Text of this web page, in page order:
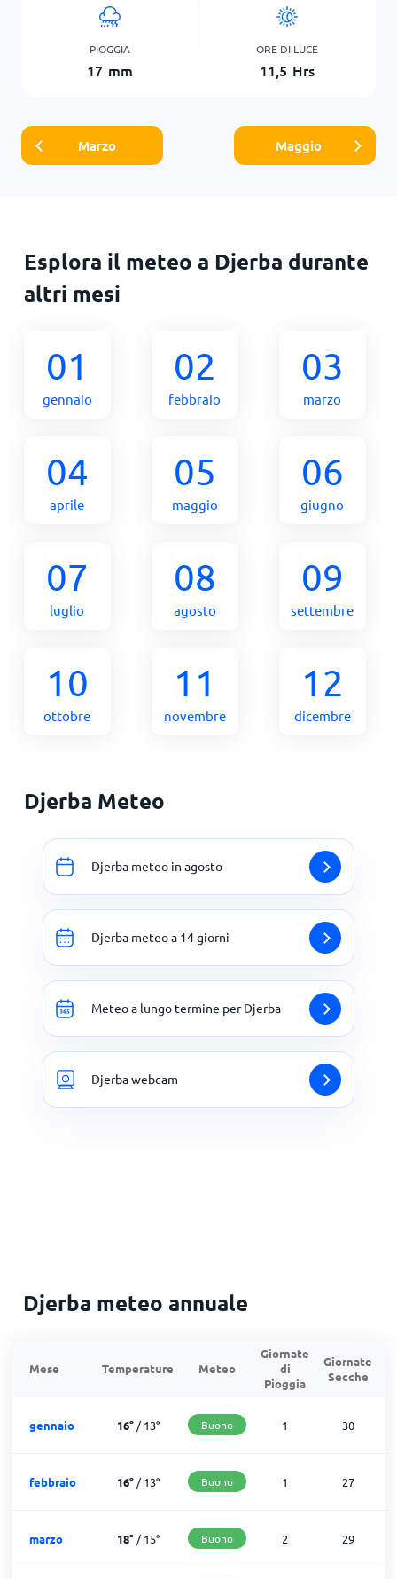
PIOGGIA
17 mm
ORE DI LUCE
11,5 Hrs
Marzo Maggio
Esplora il meteo a Djerba durante
altri mesi
01
gennaio
02
febbraio
03
marzo
04
aprile
05
maggio
06
giugno
07
luglio
08
agosto
09
settembre
10
ottobre
11
novembre
12
dicembre
Djerba Meteo
Djerba meteo in agosto
Djerba meteo a 14 giorni
Meteo a lungo termine per Djerba
Djerba webcam
Djerba meteo annuale
Mese Temperature Meteo
Giornate
di
Pioggia
Giornate
Secche
gennaio 16°/13° Buono 1 30
febbraio 16°/13° Buono 1 27
marzo 18°/15° Buono 2 29